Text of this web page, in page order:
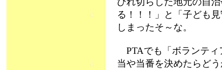
る！！！」と「子ども
しまったそ～な。
PTAでも「ボランティ
当や当番を決めたらど